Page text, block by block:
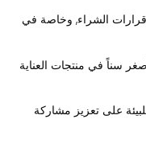
الشراء, وخاصة في
سناً في منتجات العناية
على تعزيز مشاركة